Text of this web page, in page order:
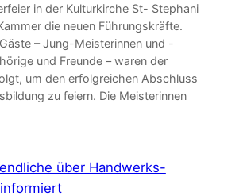
in der Kulturkirche St- Stephani
die neuen Führungskräfte.
– Jung-Meisterinnen und -
und Freunde – waren der
um den erfolgreichen Abschluss
zu feiern. Die Meisterinnen